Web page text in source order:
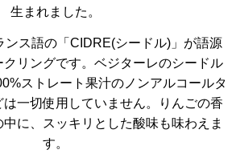
生まれました。
ンス語の「CIDRE(シードル)」が語源
リングです。ベジターレのシードル
ストレート果汁のノンアルコールタ
一切使用していません。りんごの香
に、スッキリとした酸味も味わえま
す。